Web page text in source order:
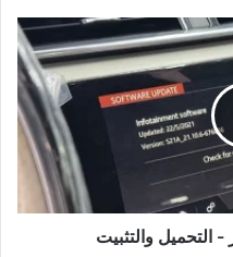
التحميل والتثبيت